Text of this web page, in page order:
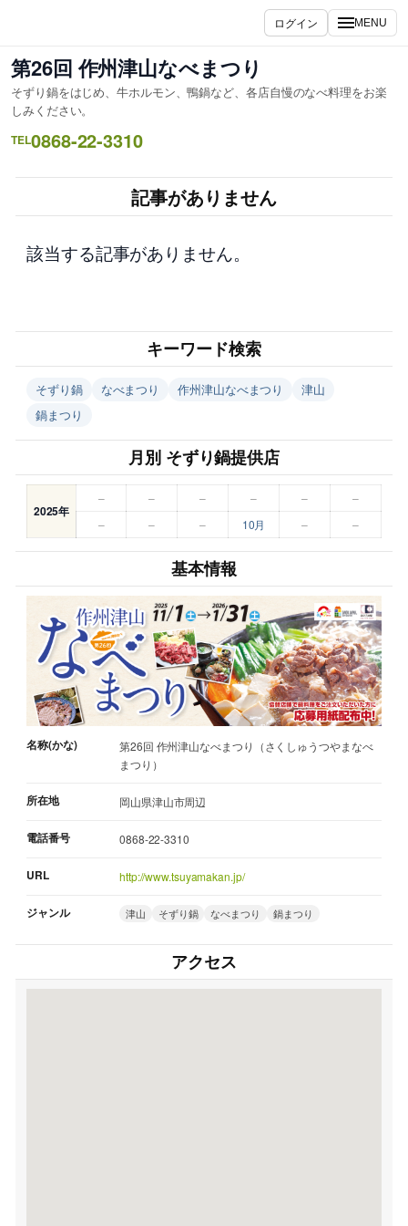
を
ス
キ
ッ
プ
ログイン MENU
第26回 作州津山なべまつり
そずり鍋をはじめ、牛ホルモン、鴨鍋など、各店自慢のなべ料理をお楽
しみください。
TEL0868-22-3310
記事がありません
該当する記事がありません。
キーワード検索
そずり鍋 なべまつり 作州津山なべまつり
津山
鍋まつり
月別 そずり鍋提供店
2025年
– – – – –
–
–
– – 10月 – –
基本情報
名称(かな)
第26回 作州津山なべまつり（さくしゅうつやまなべ
まつり）
所在地 岡山県津山市周辺
電話番号 0868-22-3310
URL http://www.tsuyamakan.jp/
ジャンル 津山 そずり鍋 なべまつり 鍋まつり
アクセス